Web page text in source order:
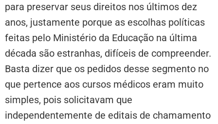
para preservar seus direitos nos últimos dez
anos, justamente porque as escolhas políticas
feitas pelo Ministério da Educação na última
década são estranhas, difíceis de compreender.
Basta dizer que os pedidos desse segmento no
que pertence aos cursos médicos eram muito
simples, pois solicitavam que
independentemente de editais de chamamento